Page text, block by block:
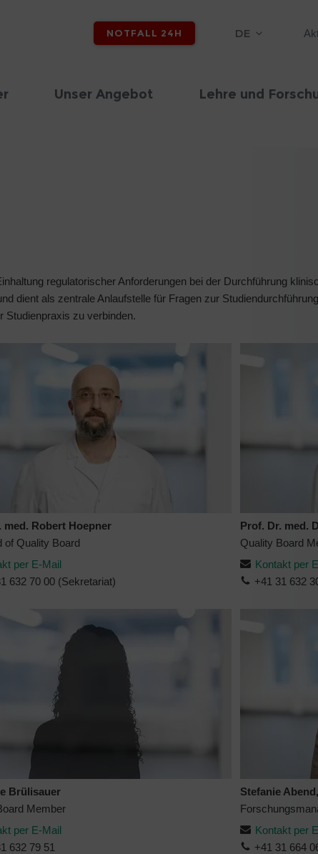
NOTFALL 24H DE
Unser Angebot Lehre und
regulatorischer Anforderungen bei der Durchführung
dient als zentrale Anlaufstelle für Fragen zur
Studienpraxis zu verbinden.
med. Robert Hoepner
of Quality Board
per E-Mail
632 70 00 (Sekretariat)
Prof. Dr. med.
Quality Board
Kontakt per
+41 31 632
Brülisauer
Member
per E-Mail
632 79 51
Stefanie
Kontakt per
+41 31 664